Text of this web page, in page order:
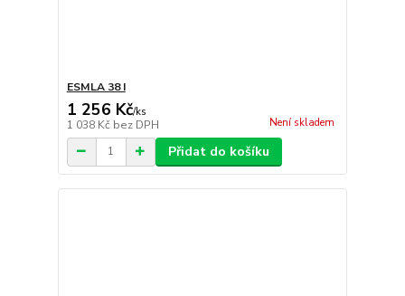
ESMLA 38 I
1 256 Kč/ks
1 038 Kč bez DPH Není skladem
Přidat do košíku